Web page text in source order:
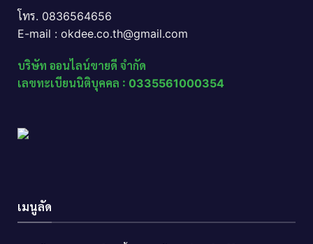
โทร. 0836564656
E-mail : okdee.co.th@gmail.com
บริษัท ออนไลน์ขายดี จำกัด
เลขทะเบียนนิติบุคคล : 0335561000354
เมนูลัด